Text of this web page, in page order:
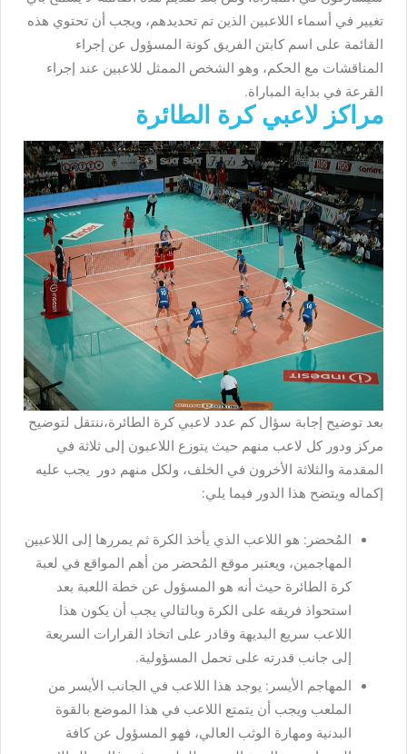
تغيير في أسماء اللاعبين الذين تم تحديدهم، ويجب أن تحتوي هذه
القائمة على اسم كابتن الفريق كونة المسؤول عن إجراء
المناقشات مع الحكم، وهو الشخص الممثل للاعبين عند إجراء
القرعة في بداية المباراة.
مراكز لاعبي كرة الطائرة
بعد توضيح إجابة سؤال كم عدد لاعبي كرة الطائرة،ننتقل لتوضيح
مركز ودور كل لاعب منهم حيث يتوزع اللاعبون إلى ثلاثة في
المقدمة والثلاثة الأخرون في الخلف، ولكل منهم دور يجب عليه
إكماله ويتضح هذا الدور فيما يلي:
المُحضر: هو اللاعب الذي يأخذ الكرة ثم يمررها إلى اللاعبين
المهاجمين، ويعتبر موقع المُحضر من أهم المواقع في لعبة
كرة الطائرة حيث أنه هو المسؤول عن خطة اللعبة بعد
استحواذ فريقه على الكرة وبالتالي يجب أن يكون هذا
اللاعب سريع البديهة وقادر على اتخاذ القرارات السريعة
إلى جانب قدرته على تحمل المسؤولية.
المهاجم الأيسر: يوجد هذا اللاعب في الجانب الأيسر من
الملعب ويجب أن يتمتع اللاعب في هذا الموضع بالقوة
البدنية ومهارة الوثب العالي، فهو المسؤول عن كافة